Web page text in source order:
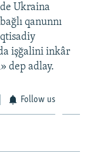
Ukraina
qanunnı
işğalini inkâr
dep adlay.
Follow us